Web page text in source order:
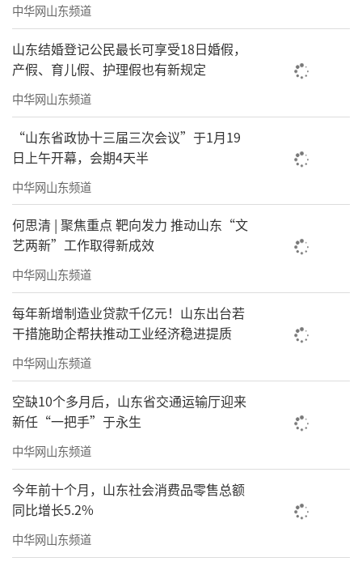
中华网山东频道
山东结婚登记公民最长可享受18日婚假，
产假、育儿假、护理假也有新规定
中华网山东频道
“山东省政协十三届三次会议”于1月19
日上午开幕，会期4天半
中华网山东频道
何思清 | 聚焦重点 靶向发力 推动山东“文
艺两新”工作取得新成效
中华网山东频道
每年新增制造业贷款千亿元！山东出台若
干措施助企帮扶推动工业经济稳进提质
中华网山东频道
空缺10个多月后，山东省交通运输厅迎来
新任“一把手”于永生
中华网山东频道
今年前十个月，山东社会消费品零售总额
同比增长5.2%
中华网山东频道